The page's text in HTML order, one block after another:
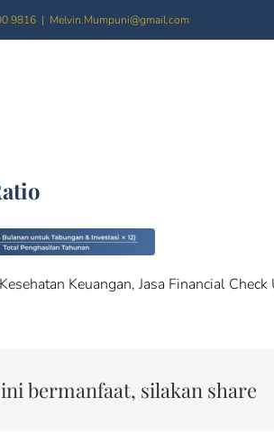
9816 | Melvin.Mumpuni@gmail.com
Keuangan, Jasa Financial
bermanfaat, silakan share